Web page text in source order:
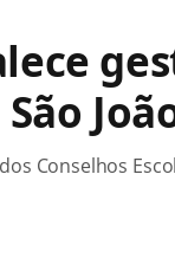
Conselhos